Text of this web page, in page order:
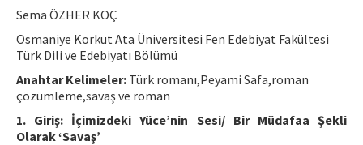
Yazım Kuralları
İletişim
ISSN: 1010-867X · e-ISSN: 2667-8713
Sema ÖZHER KOÇ
Osmaniye Korkut Ata Üniversitesi Fen Edebiyat Fakültesi
Türk Dili ve Edebiyatı Bölümü
Anahtar Kelimeler: Türk romanı,Peyami Safa,roman
çözümleme,savaş ve roman
1. Giriş: İçimizdeki Yüce’nin Sesi/ Bir Müdafaa Şekli
Olarak ‘Savaş’